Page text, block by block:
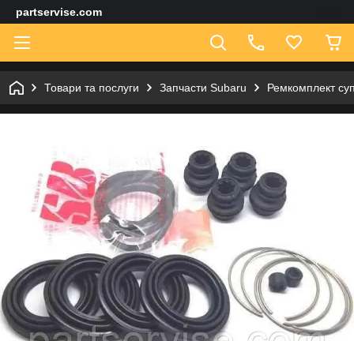
partservise.com
Товари та послуги Запчасти Subaru Ремкомплект